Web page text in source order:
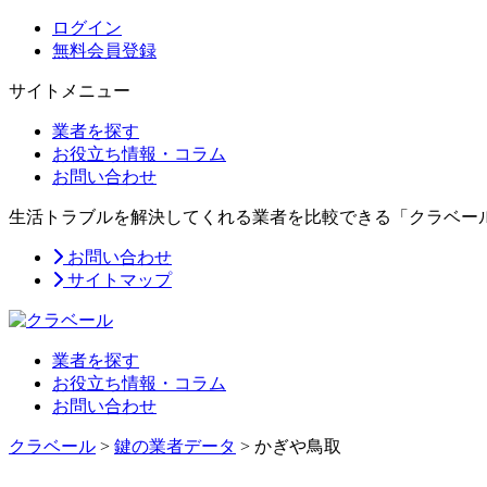
ログイン
無料会員登録
サイトメニュー
業者を探す
お役立ち情報・コラム
お問い合わせ
生活トラブルを解決してくれる業者を比較できる「クラベー
お問い合わせ
サイトマップ
業者を探す
お役立ち情報・コラム
お問い合わせ
クラベール > 鍵の業者データ > かぎや鳥取